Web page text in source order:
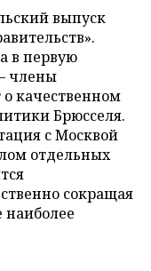
выпуск
в первую
члены
о качественном
Брюсселя.
с Москвой
отдельных
сокращая
наиболее